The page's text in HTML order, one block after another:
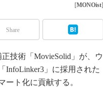
ルド
展
タ
ツインとCAE
[MONOist]
Share
技術「MovieSolid」が、ウ
InfoLinker3」に採用された
ート化に貢献する。